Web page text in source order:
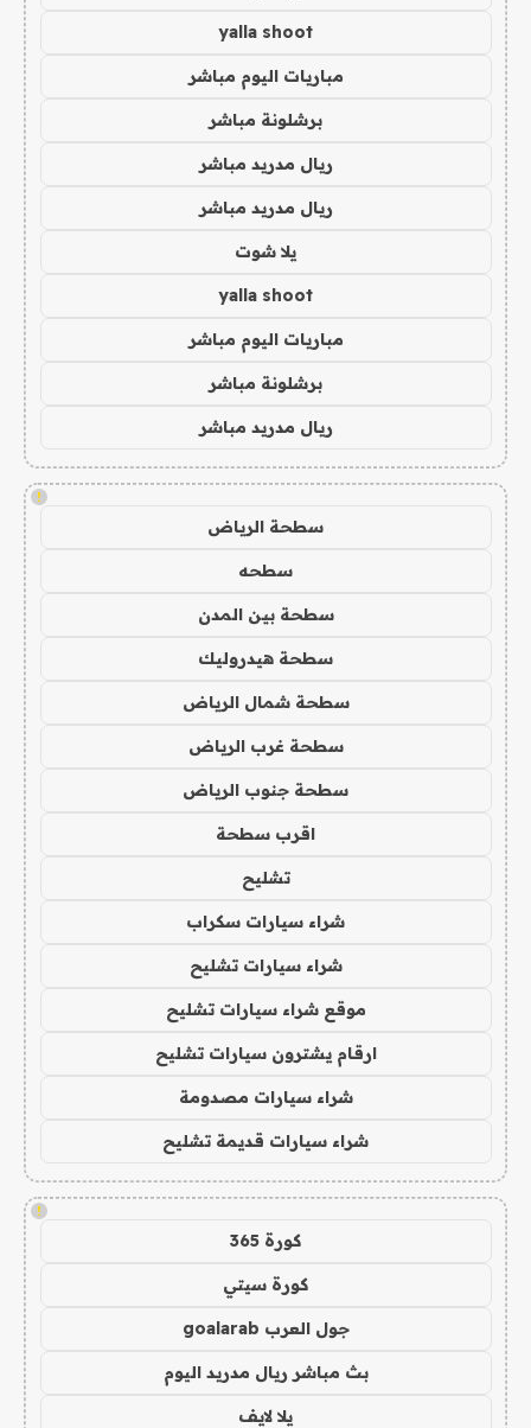
yalla shoot
مباريات اليوم مباشر
برشلونة مباشر
ريال مدريد مباشر
ريال مدريد مباشر
يلا شوت
yalla shoot
مباريات اليوم مباشر
برشلونة مباشر
ريال مدريد مباشر
!
سطحة الرياض
سطحه
سطحة بين المدن
سطحة هيدروليك
سطحة شمال الرياض
سطحة غرب الرياض
سطحة جنوب الرياض
اقرب سطحة
تشليح
شراء سيارات سكراب
شراء سيارات تشليح
موقع شراء سيارات تشليح
ارقام يشترون سيارات تشليح
شراء سيارات مصدومة
شراء سيارات قديمة تشليح
!
كورة 365
كورة سيتي
جول العرب goalarab
بث مباشر ريال مدريد اليوم
يلا لايف